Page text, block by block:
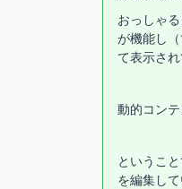
おっしゃ
が機能し
て表示され
動的コン
というこ
を編集し